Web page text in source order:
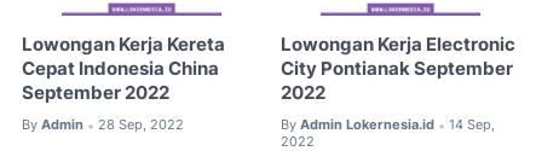
Lowongan Kerja Kereta
Cepat Indonesia China
September 2022
By Admin • 28 Sep, 2022
Lowongan Kerja Electronic
City Pontianak September
2022
By Admin Lokernesia.id • 14 Sep,
2022